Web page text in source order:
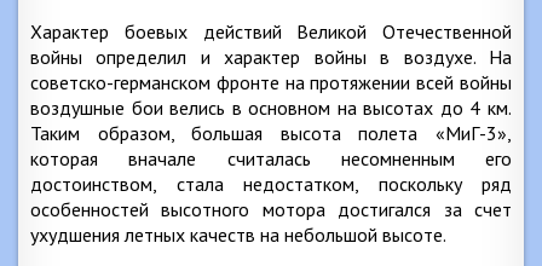
Характер боевых действий Великой Отечественной
войны определил и характер войны в воздухе. На
советско-германском фронте на протяжении всей войны
воздушные бои велись в основном на высотах до 4 км.
Таким образом, большая высота полета «МиГ-3»,
которая вначале считалась несомненным его
достоинством, стала недостатком, поскольку ряд
особенностей высотного мотора достигался за счет
ухудшения летных качеств на небольшой высоте.